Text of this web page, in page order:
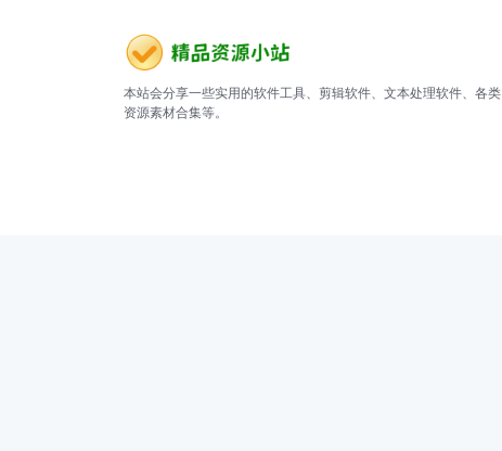
本站会分享一些实用的软件工具、剪辑软件、文本处理软件、各类
资源素材合集等。